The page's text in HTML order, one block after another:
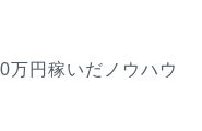
万円稼いだノウハウ